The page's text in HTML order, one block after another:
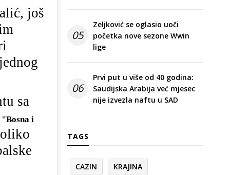
još
sa
"Bosna i
05
Zeljković se oglasio uoči
početka nove sezone Wwin
lige
06
Prvi put u više od 40 godina:
Saudijska Arabija već mjesec
nije izvezla naftu u SAD
TAGS
CAZIN KRAJINA